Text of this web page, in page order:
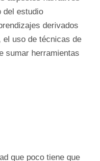
del estudio
derivados
uso de técnicas de
sumar herramientas
que poco tiene que